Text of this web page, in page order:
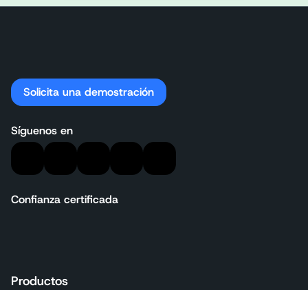
Solicita una demostración
Síguenos en
Confianza certificada
Productos